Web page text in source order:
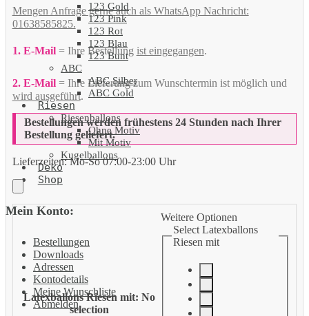
123 Gold
123 Pink
123 Rot
123 Blau
123 Bunt
ABC
ABC Silber
ABC Gold
Riesen
Riesenballons
Ohne Motiv
Mit Motiv
Kugelballons
Deko
Shop
Mein Konto:
Bestellungen
Downloads
Adressen
Kontodetails
Meine Wunschliste
Abmelden
Mengen Anfrage gerne auch als WhatsApp Nachricht:
01638585825.
1. E-Mail= Ihre Bestellung ist eingegangen.
2. E-Mail= Ihre Lieferung zum Wunschtermin ist möglich und
wird ausgeführt.
Bestellungen werden frühestens 24 Stunden nach Ihrer
Bestellung geliefert.
Lieferzeiten:Mo-So 07:00-23:00 Uhr
Latexballons Riesen mit: No
selection
Weitere Optionen
Select Latexballons
Riesen mit